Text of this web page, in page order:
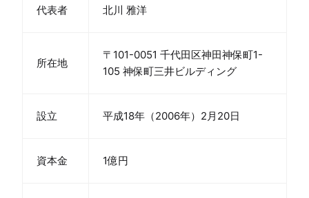
代表者 北川 雅洋
所在地
〒101-0051 千代田区神田神保町1-
105 神保町三井ビルディング
設立 平成18年（2006年）2月20日
資本金 1億円